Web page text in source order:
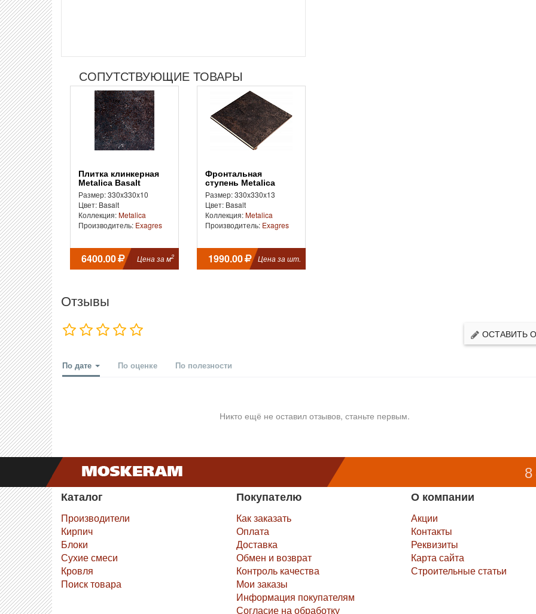
СОПУТСТВУЮЩИЕ ТОВАРЫ
Плитка клинкерная
Metalica Basalt
Размер: 330x330x10
Цвет: Basalt
Коллекция:Metalica
Производитель: Exagres
6400.00 Цена за м2
Фронтальная
ступень Metalica
Basalt
Размер: 330x330x13
Цвет: Basalt
Коллекция:Metalica
Производитель: Exagres
1990.00 Цена за шт.
Отзывы
ОСТАВИТЬ
По дате По оценке По полезности
Никто ещё не оставил отзывов, станьте первым.
8
Каталог
Производители
Кирпич
Блоки
Сухие смеси
Кровля
Поиск товара
Покупателю
Как заказать
Оплата
Доставка
Обмен и возврат
Контроль качества
Мои заказы
Информация покупателям
Согласие на обработку
О компании
Акции
Контакты
Реквизиты
Карта сайта
Строительные статьи